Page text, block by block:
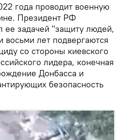
года проводит военную
Президент РФ
ее задачей "защиту людей,
восьми лет подвергаются
со стороны киевского
лидера, конечная
Донбасса и
безопасность